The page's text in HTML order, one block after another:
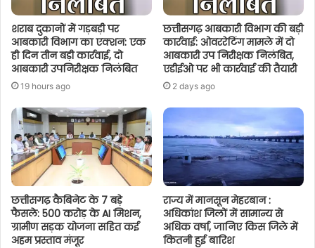
शराब दुकानों में गड़बड़ी पर
आबकारी विभाग का एक्शन: एक
ही दिन तीन बड़ी कार्रवाई, दो
आबकारी उपनिरीक्षक निलंबित
19 hours ago
छत्तीसगढ़ आबकारी विभाग की बड़ी
कार्रवाई: ओवररेटिंग मामले में दो
आबकारी उप निरीक्षक निलंबित,
एडीईओ पर भी कार्रवाई की तैयारी
2 days ago
छत्तीसगढ़ कैबिनेट के 7 बड़े
फैसले: 500 करोड़ के AI मिशन,
ग्रामीण सड़क योजना सहित कई
अहम प्रस्ताव मंजूर
राज्य में मानसून मेहरबान :
अधिकांश जिलों में सामान्य से
अधिक वर्षा, जानिए किस जिले में
कितनी हुई बारिश